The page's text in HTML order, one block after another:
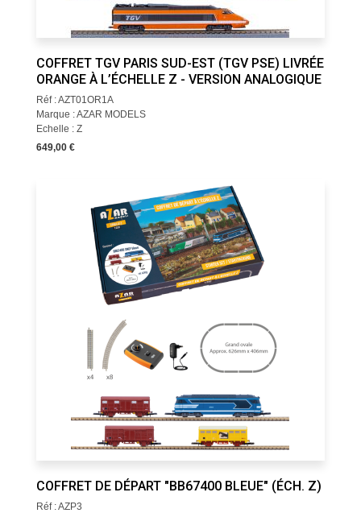
COFFRET TGV PARIS SUD-EST (TGV PSE) LIVRÉE
ORANGE À L’ÉCHELLE Z - VERSION ANALOGIQUE
Réf : AZT01OR1A
Marque : AZAR MODELS
Echelle : Z
649,00 €
COFFRET DE DÉPART "BB67400 BLEUE" (ÉCH. Z)
Réf : AZP3